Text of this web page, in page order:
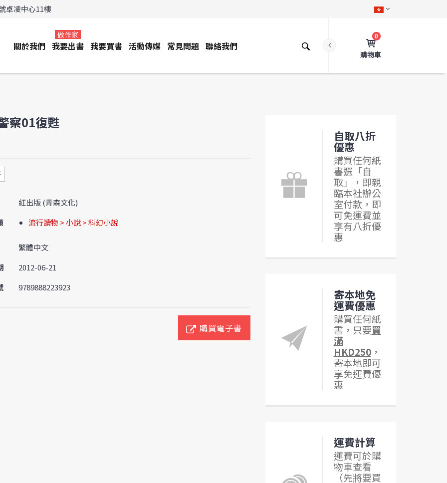
卓凌中心11樓
0
購物車
關於我們 我要出書
做作家
我要買書 活動傳媒 常見問題 聯絡我們
察01復甦
紅出版 (青森文化)
流行讀物 > 小說 > 科幻小說
繁體中文
2012-06-21
9789888223923
購買電子書
自取八折
優惠
購買任何紙
書選「自
取」，即親
臨本社辦公
室付款，即
可免運費並
享有八折優
惠
寄本地免
運費優惠
購買任何紙
書，只要買
滿
HKD250，
寄本地即可
享免運費優
惠
運費計算
運費可於購
物車查看
（先將要買